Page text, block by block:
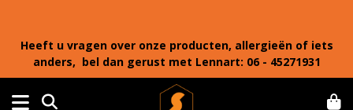
Heeft u vragen over onze producten, allergieën of iets
anders, bel dan gerust met Lennart: 06 - 45271931